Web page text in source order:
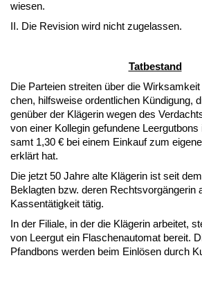
wie­sen.
II. Die Re­vi­si­on wird nicht zu­ge­las­sen.
Tat­be­stand
Die Par­tei­en strei­ten über die
chen, hilfs­wei­se or­dent­li­chen Kündi­gung,
genüber der Kläge­rin we­gen des
von ei­ner Kol­le­gin ge­fun­de­ne
samt 1,30 € bei ei­nem Ein­kauf zum
erklärt hat.
Die jetzt 50 Jah­re al­te Kläge­rin ist seit
Be­klag­ten bzw. de­ren Rechts­vorgänge­rin
Kas­sentätig­keit tätig.
In der Fi­lia­le, in der die Kläge­rin ar­bei­tet,
von Leer­gut ein Fla­schen­au­to­mat be­reit.
Pfand­bons wer­den beim Einlösen durch